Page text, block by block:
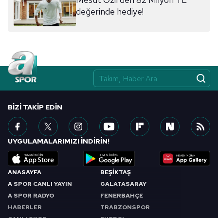
değerinde hediye!
ANASAYFA
A SPOR CANLI YAYIN
A SPOR RADYO
HABERLER
BEŞİKTAŞ
GALATASARAY
FENERBAHÇE
TRABZONSPOR
BIZI TAKIP EDIN
UYGULAMALARIMIZI İNDİRİN!